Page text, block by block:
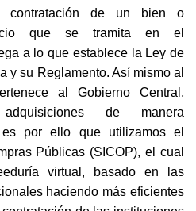
contratación de un bien o
que se tramita en el
a lo que establece la Ley de
y su Reglamento. Así mismo al
al Gobierno Central,
de manera
por ello que utilizamos el
Públicas (SICOP), el cual
virtual, basado en las
haciendo más eficientes